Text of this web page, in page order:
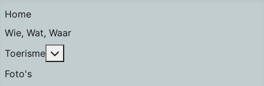
Home
Wie, Wat, Waar
Toerisme
Foto's